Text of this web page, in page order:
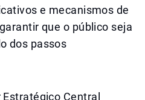
e mecanismos de
que o público seja
dos passos
Central